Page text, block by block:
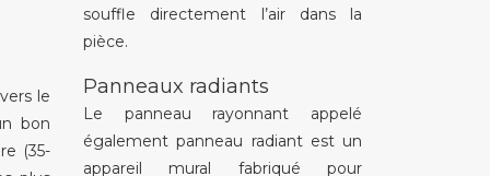
le
bon
(35-
souffle directement l’air dans la
pièce.
Panneaux radiants
Le panneau rayonnant appelé
également panneau radiant est un
appareil mural fabriqué pour